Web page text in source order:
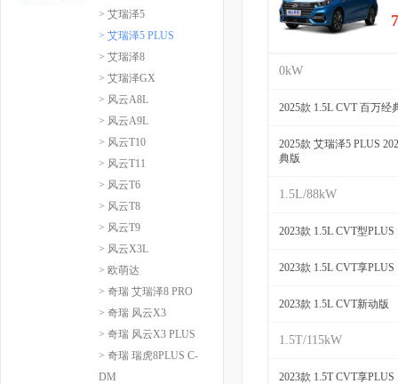
> 艾瑞泽5
> 艾瑞泽5 PLUS
> 艾瑞泽8
> 艾瑞泽GX
> 风云A8L
> 风云A9L
> 风云T10
> 风云T11
> 风云T6
> 风云T8
> 风云T9
> 风云X3L
> 欧萌达
> 奇瑞 艾瑞泽8 PRO
> 奇瑞 风云X3
> 奇瑞 风云X3 PLUS
> 奇瑞 瑞虎8PLUS C-
DM
0kW
2025款 1.5L CVT 百万经
2025款 艾瑞泽5 PLUS
典版
1.5L/88kW
2023款 1.5L CVT型PLUS
2023款 1.5L CVT享PLUS
2023款 1.5L CVT新动版
1.5T/115kW
2023款 1.5T CVT享PLUS